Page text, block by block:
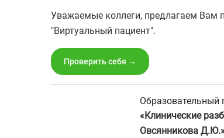
Уважаемые коллеги, предлагаем Вам
"Виртуальный пациент".
Проверить себя →
Образовательный
«Клинические
Овсянникова